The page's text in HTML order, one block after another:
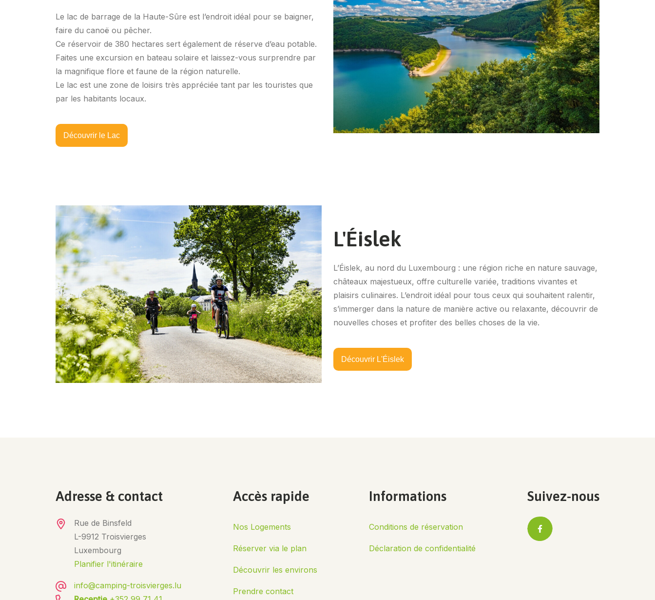
Le lac de barrage de la Haute-Sûre est l’endroit idéal pour se baigner,
faire du canoë ou pêcher.
Ce réservoir de 380 hectares sert également de réserve d’eau potable.
Faites une excursion en bateau solaire et laissez-vous surprendre par
la magnifique flore et faune de la région naturelle.
Le lac est une zone de loisirs très appréciée tant par les touristes que
par les habitants locaux.
Découvrir le Lac
L'Éislek
L’Éislek, au nord du Luxembourg : une région riche en nature sauvage,
châteaux majestueux, offre culturelle variée, traditions vivantes et
plaisirs culinaires. L’endroit idéal pour tous ceux qui souhaitent ralentir,
s’immerger dans la nature de manière active ou relaxante, découvrir de
nouvelles choses et profiter des belles choses de la vie.
Découvrir L'Éislek
Adresse & contact
Rue de Binsfeld
L-9912 Troisvierges
Luxembourg
Planifier l'itinéraire
info@camping-troisvierges.lu
Accès rapide
Nos Logements
Réserver via le plan
Découvrir les environs
Prendre contact
Informations
Conditions de réservation
Déclaration de confidentialité
Suivez-nous